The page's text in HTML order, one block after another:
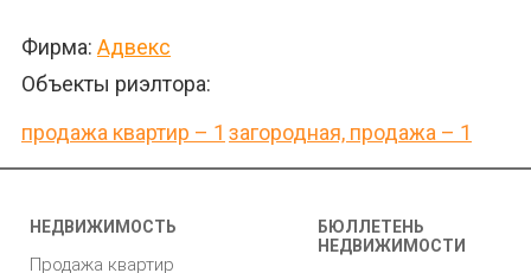
Фирма: Адвекс
Объекты риэлтора:
продажа квартир – 1 загородная, продажа – 1
НЕДВИЖИМОСТЬ
Продажа квартир
БЮЛЛЕТЕНЬ
НЕДВИЖИМОСТИ